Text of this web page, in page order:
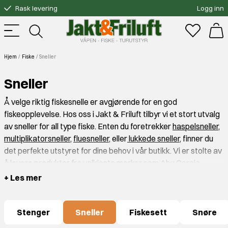
Rask levering
Gratis bytte
Fri frakt over 3000.-
Logg inn
Hjem Fiske Sneller
Sneller
Å velge riktig fiskesnelle er avgjørende for en god
fiskeopplevelse. Hos oss i Jakt & Friluft tilbyr vi et stort utvalg
av sneller for all type fiske. Enten du foretrekkerhaspelsneller,
multiplikatorsneller, fluesneller,ellerlukkede sneller, finner du
det perfekte utstyret for dine behov i vår butikk. Vi er stolte av
å levere produkter fra velkjente merker som Abu Garcia,
Daiwa, og flere andre, som alle står for kvalitet og pålitelighet.
Fiskesneller til enhver fisker
Med et bredt utvalg av fiskesneller for både nybegynnere og
erfarne fiskere, er vi sikker på at du finner noe som passer deg
+ Les mer
Stenger Sneller Fiskesett Snøre